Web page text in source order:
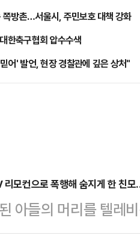
쪽방촌…서울시, 주민보호 대책 강화
한축구협회 압수수색
어' 발언, 현장 경찰관에 깊은 상처"
모컨으로 폭행해 숨지게 한 친
아들의 머리를 텔레
친모가 경찰에 체포